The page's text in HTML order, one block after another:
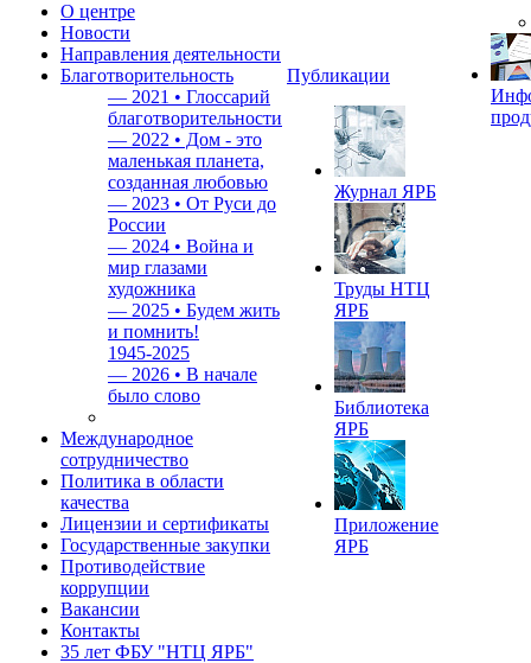
О центре
Новости
Направления деятельности
Благотворительность
— 2021 • Глоссарий
благотворительности
— 2022 • Дом - это
маленькая планета,
созданная любовью
— 2023 • От Руси до
России
— 2024 • Война и
мир глазами
художника
— 2025 • Будем жить
и помнить!
1945-2025
— 2026 • В начале
было слово
Международное
сотрудничество
Политика в области
качества
Лицензии и сертификаты
Государственные закупки
Противодействие
коррупции
Вакансии
Контакты
35 лет ФБУ "НТЦ ЯРБ"
Публикации
Журнал ЯРБ
Труды НТЦ
ЯРБ
Библиотека
ЯРБ
Приложение
ЯРБ